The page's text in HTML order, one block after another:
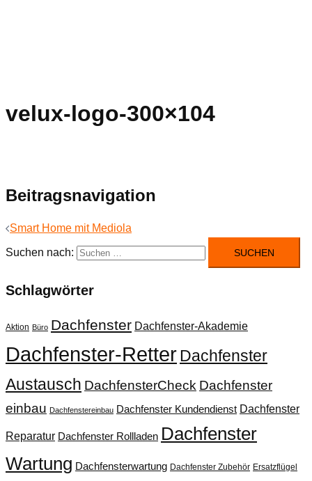
velux-logo-300×104
Beitragsnavigation
Smart Home mit Mediola
Suchen nach:
Schlagwörter
Aktion Büro Dachfenster Dachfenster-Akademie
Dachfenster-RetterDachfenster
Austausch DachfensterCheck Dachfenster
einbau Dachfenstereinbau Dachfenster Kundendienst Dachfenster
Reparatur Dachfenster Rollladen Dachfenster
Wartung Dachfensterwartung Dachfenster Zubehör Ersatzflügel